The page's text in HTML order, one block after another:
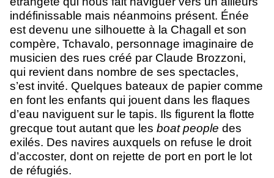
indéfinissable mais néanmoins présent. Énée
est devenu une silhouette à la Chagall et son
compère, Tchavalo, personnage imaginaire de
musicien des rues créé par Claude Brozzoni,
qui revient dans nombre de ses spectacles,
s’est invité. Quelques bateaux de papier comme
en font les enfants qui jouent dans les flaques
d’eau naviguent sur le tapis. Ils figurent la flotte
grecque tout autant que les boat people des
exilés. Des navires auxquels on refuse le droit
d’accoster, dont on rejette de port en port le lot
de réfugiés.